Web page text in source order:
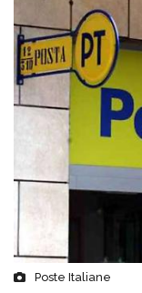
Poste Italiane